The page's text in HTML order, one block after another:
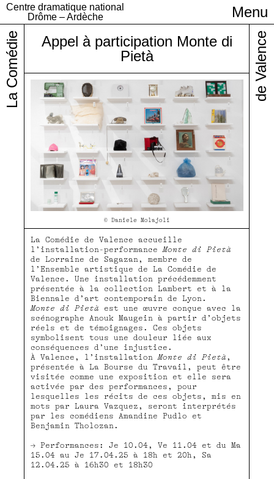
Centre dramatique national
Drôme – Ardèche
Menu
Infos pratiques
Appel à participation Monte di
Pietà
© Daniele Molajoli
La Comédie de Valence accueille
l’installation-performance Monte di Pietà
de Lorraine de Sagazan, membre de
l’Ensemble artistique de La Comédie de
Valence. Une installation précédemment
présentée à la collection Lambert et à la
Biennale d’art contemporain de Lyon.
Monte di Pietà est une œuvre conçue avec la
scénographe Anouk Maugein à partir d’objets
réels et de témoignages. Ces objets
symbolisent tous une douleur liée aux
conséquences d’une injustice.
À Valence, l’installationMonte di Pietà ,
présentée à La Bourse du Travail, peut être
visitée comme une exposition et elle sera
activée par des performances, pour
lesquelles les récits de ces objets, mis en
mots par Laura Vazquez, seront interprétés
par les comédiens Amandine Pudlo et
Benjamin Tholozan.
Performances: Je 10.04, Ve 11.04 et du Ma
15.04 au Je 17.04.25 à 18h et 20h, Sa
12.04.25 à 16h30 et 18h30
La Comédie de Valence